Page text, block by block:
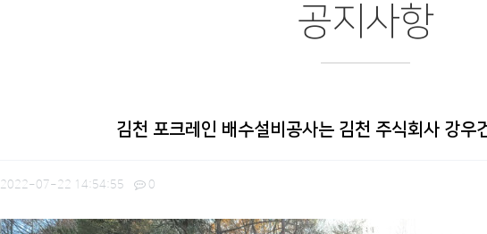
공지사항
김천 포크레인 배수설비공사는 김천 주식회사 강우
2022-07-22 14:54:55 0